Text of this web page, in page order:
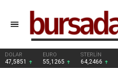
DOLAR
47,5851
EURO
55,1265
STERLİN
64,2466